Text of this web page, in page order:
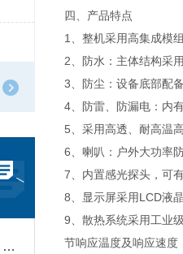
云境天合负氧离子监测站应用于：生态景区、森林公园、康养基地三大户外场景
四、产品特点
1、整机采用高集成模
2、防水：主体结构采
3、防尘：设备底部配
4、防雷、防漏电：内
5、采用高透、耐高温
6、喇叭：户外大功率
7、内置感光探头，可
8、显示屏采用LCD液
9、散热系统采用工业
节响应温度及响应速度